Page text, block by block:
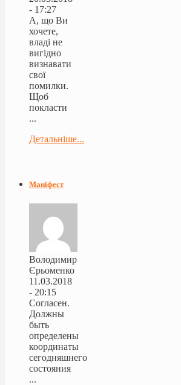
- 17:27
А, що Ви
хочете,
владі не
вигідно
визнавати
свої
помилки.
Щоб
покласти
...
Детальніше...
Маніфест
Володимир
Єрьоменко
11.03.2018
- 20:15
Согласен.
Должны
быть
определены
координаты
сегодняшнего
состояния
...